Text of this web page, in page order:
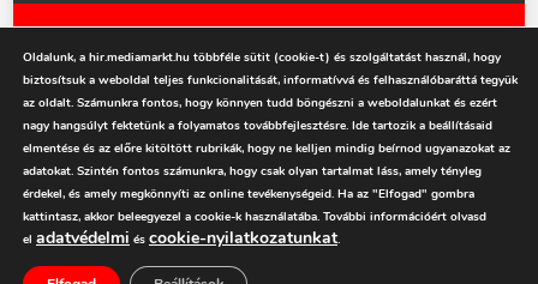
mediamarkt.hu
Oldalunk, a hir.mediamarkt.hu többféle sütit (cookie-t) és szolgáltatást használ, hogy
biztosítsuk a weboldal teljes funkcionalitását, informatívvá és felhasználóbaráttá tegyük
az oldalt. Számunkra fontos, hogy könnyen tudd böngészni a weboldalunkat és ezért
nagy hangsúlyt fektetünk a folyamatos továbbfejlesztésre. Ide tartozik a beállításaid
elmentése és az előre kitöltött rubrikák, hogy ne kelljen mindig beírnod ugyanazokat az
adatokat. Szintén fontos számunkra, hogy csak olyan tartalmat láss, amely tényleg
érdekel, és amely megkönnyíti az online tevékenységeid. Ha az "Elfogad" gombra
kattintasz, akkor beleegyezel a cookie-k használatába. További információért olvasd
el adatvédelmi és cookie-nyilatkozatunkat.